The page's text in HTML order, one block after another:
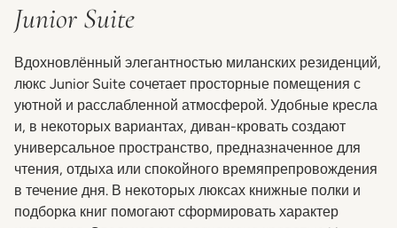
Junior Suite
Вдохновлённый элегантностью миланских резиденций,
люкс Junior Suite сочетает просторные помещения с
уютной и расслабленной атмосферой. Удобные кресла
и, в некоторых вариантах, диван-кровать создают
универсальное пространство, предназначенное для
чтения, отдыха или спокойного времяпрепровождения
в течение дня. В некоторых люксах книжные полки и
подборка книг помогают сформировать характер